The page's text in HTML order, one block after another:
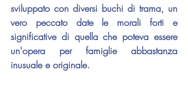
sviluppato con diversi buchi di trama, un
vero peccato date le morali forti e
significative di quella che poteva essere
un'opera per famiglie abbastanza
inusuale e originale.